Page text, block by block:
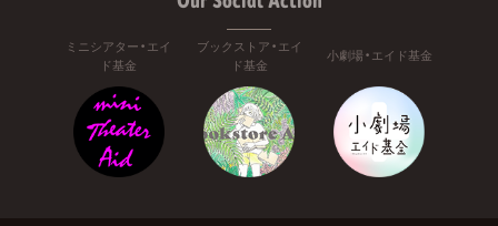
ミニシアター・エイ
ド基金
ブックストア・エイ
ド基金
小劇場・エイド基金